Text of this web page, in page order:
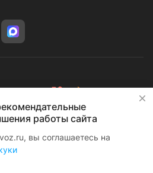
работы сайта
вы соглашаетесь на